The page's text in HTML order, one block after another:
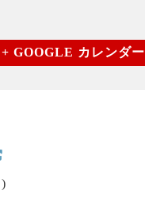
+ GOOGLE カレンダー